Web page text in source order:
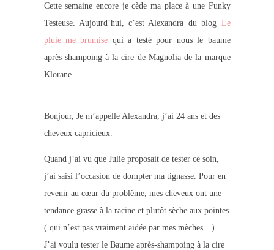
Cette semaine encore je cède ma place à une Funky
Testeuse. Aujourd’hui, c’est Alexandra du blog Le
pluie me brumise qui a testé pour nous le baume
après-shampoing à la cire de Magnolia de la marque
Klorane.
Bonjour, Je m’appelle Alexandra, j’ai 24 ans et des
cheveux capricieux.
Quand j’ai vu que Julie proposait de tester ce soin,
j’ai saisi l’occasion de dompter ma tignasse. Pour en
revenir au cœur du problème, mes cheveux ont une
tendance grasse à la racine et plutôt sèche aux pointes
( qui n’est pas vraiment aidée par mes mèches…)
J’ai voulu tester le Baume après-shampoing à la cire